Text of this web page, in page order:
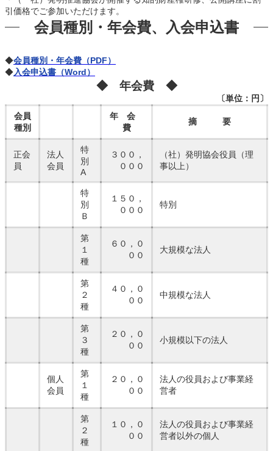
引価格でご参加いただけます。
会員種別・年会費、入会申込書
◆会員種別・年会費（PDF）
◆入会申込書（Word）
◆ 年会費 ◆
〔単位：円〕
会員
種別
年 会
費
摘 要
正会
員
法人
会員
特
別
A
３００，
０００
（社）発明協会役員（理
事以上）
特
別
Ｂ
１５０，
０００
特別
第
１
種
６０，０
００
大規模な法人
第
２
種
４０，０
００
中規模な法人
第
３
種
２０，０
００
小規模以下の法人
個人
会員
第
１
種
２０，０
００
法人の役員および事業経
営者
第
２
種
１０，０
００
法人の役員および事業経
営者以外の個人